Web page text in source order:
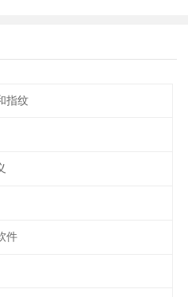
指纹
件